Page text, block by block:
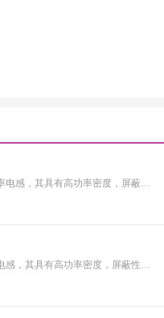
SKFB系列是小一体成型功率电感，其具有高功率密度，屏蔽性出色等特性，适用于中大功率。
SCCB系列是一体成型功率电感，其具有高功率密度，屏蔽性出色等特性，适用于中大功率。